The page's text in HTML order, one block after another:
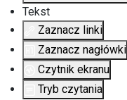
Tekst
Zaznacz linki
Zaznacz nagłówki
Czytnik ekranu
Tryb czytania